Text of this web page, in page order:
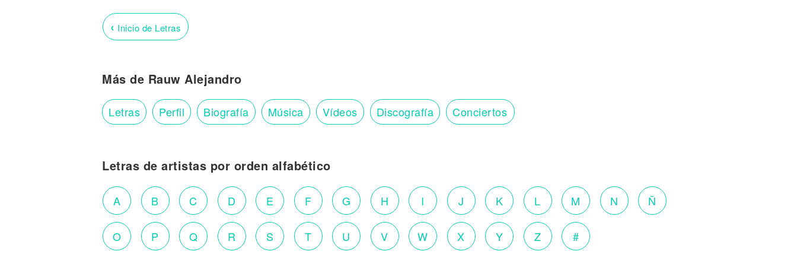
‹ Inicio de Letras
Más de Rauw Alejandro
Letras Perfil Biografía Música Vídeos Discografía Conciertos
Letras de artistas por orden alfabético
A B C D E F G H I J K L M N Ñ
O P Q R S T U V W X Y Z #